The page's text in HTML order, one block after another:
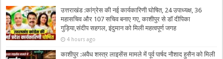
उत्तराखंड :कांग्रेस की नई कार्यकारिणी घोषित, 24 उपाध्यक्ष, 36
महासचिव और 107 सचिव बनाए गए, काशीपुर से डॉ दीपिका
गुड़िया,संदीप सहगल, इंदुमान को मिली महत्वपूर्ण जगह
4 hours ago
काशीपुर :अवैध शस्त्र लाइसेंस मामले में पूर्व पार्षद नौशाद हुसैन को मिली